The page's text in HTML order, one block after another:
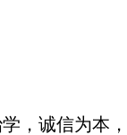
，诚信为本